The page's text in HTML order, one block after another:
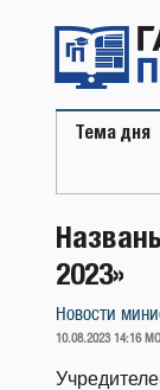
содержимому
Тема дня
2023»
Новости
ОПУБЛИКОВАНО
10.08.2023 14:16